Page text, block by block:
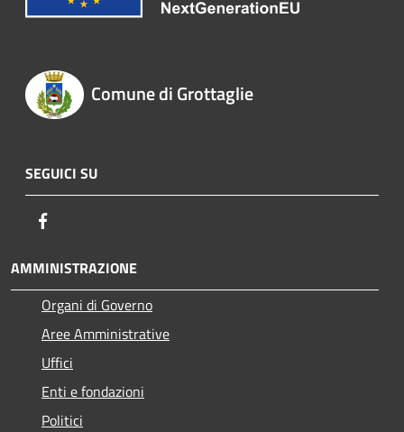
Comune di Grottaglie
SEGUICI SU
AMMINISTRAZIONE
Organi di Governo
Aree Amministrative
Uffici
Enti e fondazioni
Politici